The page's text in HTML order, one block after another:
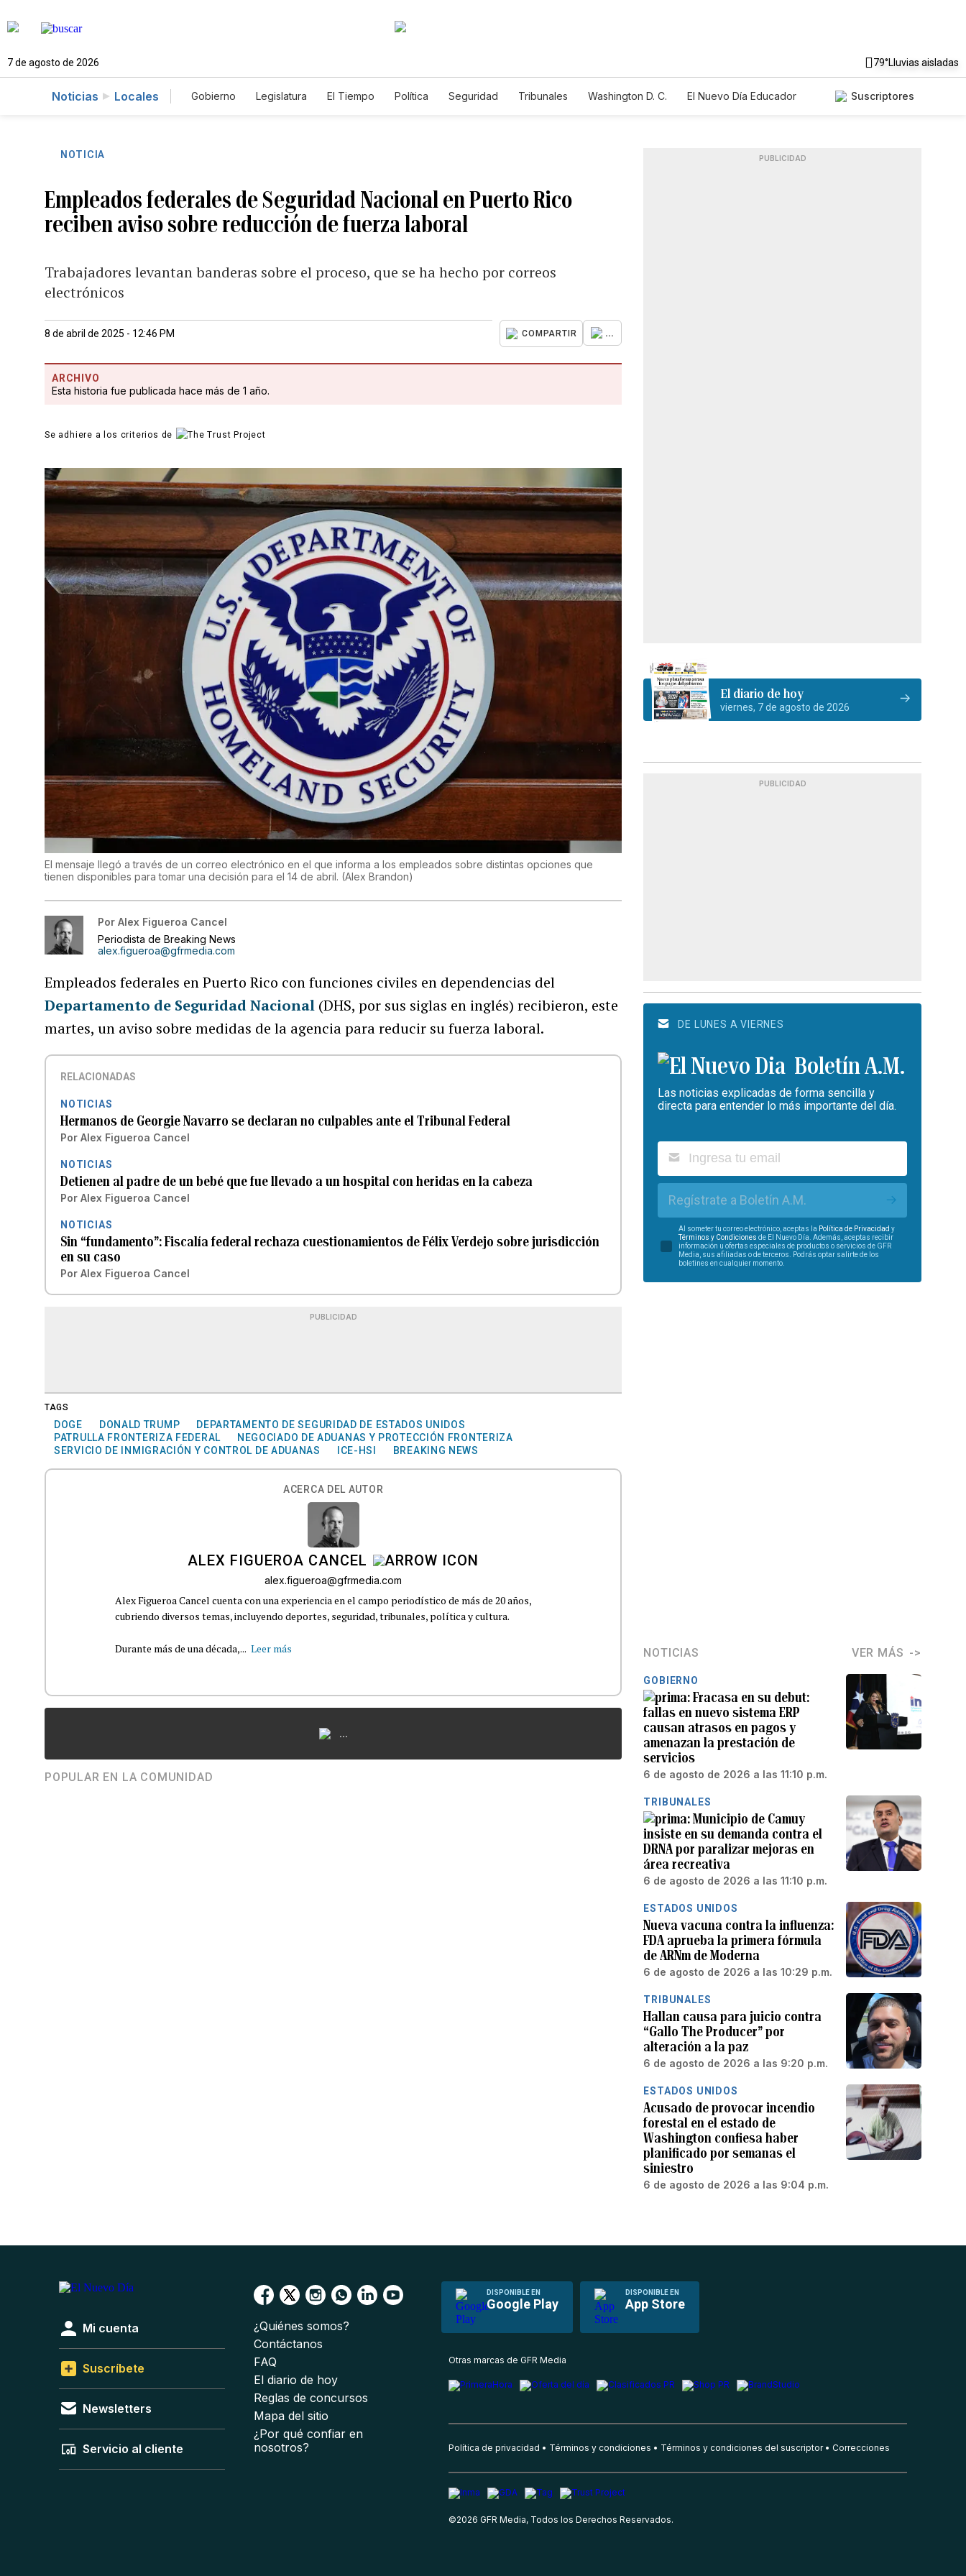
7 de agosto de 2026 79°Lluvias aisladas
Noticias Locales Gobierno Legislatura El Tiempo Política Seguridad Tribunales Washington D. C.
El Nuevo Día Educador
Suscriptores
NOTICIA
Empleados federales de Seguridad Nacional en Puerto Rico
reciben aviso sobre reducción de fuerza laboral
Trabajadores levantan banderas sobre el proceso, que se ha hecho por correos
electrónicos
8 de abril de 2025 - 12:46 PM COMPARTIR ...
ARCHIVO
Esta historia fue publicada hace más de 1 año.
Se adhiere a los criterios de
El mensaje llegó a través de un correo electrónico en el que informa a los empleados sobre distintas opciones que
tienen disponibles para tomar una decisión para el 14 de abril. (Alex Brandon)
Por Alex Figueroa Cancel
Periodista de Breaking News
alex.figueroa@gfrmedia.com
Empleados federales en Puerto Rico con funciones civiles en dependencias del
Departamento de Seguridad Nacional (DHS, por sus siglas en inglés) recibieron, este
martes, un aviso sobre medidas de la agencia para reducir su fuerza laboral.
RELACIONADAS
NOTICIAS
Hermanos de Georgie Navarro se declaran no culpables ante el Tribunal Federal
Por Alex Figueroa Cancel
NOTICIAS
Detienen al padre de un bebé que fue llevado a un hospital con heridas en la cabeza
Por Alex Figueroa Cancel
NOTICIAS
Sin “fundamento”: Fiscalía federal rechaza cuestionamientos de Félix Verdejo sobre jurisdicción
en su caso
Por Alex Figueroa Cancel
PUBLICIDAD
TAGS
DOGE DONALD TRUMP
DEPARTAMENTO DE SEGURIDAD DE ESTADOS UNIDOS
PATRULLA FRONTERIZA FEDERAL
NEGOCIADO DE ADUANAS Y PROTECCIÓN FRONTERIZA
SERVICIO DE INMIGRACIÓN Y CONTROL DE ADUANAS
ICE-HSI BREAKING NEWS
ACERCA DEL AUTOR
ALEX FIGUEROA CANCEL
alex.figueroa@gfrmedia.com
Alex Figueroa Cancel cuenta con una experiencia en el campo periodístico de más de 20 años,
cubriendo diversos temas, incluyendo deportes, seguridad, tribunales, política y cultura.
Durante más de una década,... Leer más
...
POPULAR EN LA COMUNIDAD
PUBLICIDAD
El diario de hoy
viernes, 7 de agosto de 2026
PUBLICIDAD
DE LUNES A VIERNES
Boletín A.M.
Las noticias explicadas de forma sencilla y
directa para entender lo más importante del día.
Regístrate a Boletín A.M.
Al someter tu correo electrónico, aceptas la Política de Privacidad y
Términos y Condiciones de El Nuevo Día. Además, aceptas recibir
información u ofertas especiales de productos o servicios de GFR
Media, sus afiliadas o de terceros. Podrás optar salirte de los
boletines en cualquier momento.
NOTICIAS VER MÁS
GOBIERNO
Fracasa en su debut:
fallas en nuevo sistema ERP
causan atrasos en pagos y
amenazan la prestación de
servicios
6 de agosto de 2026 a las 11:10 p.m.
TRIBUNALES
Municipio de Camuy
insiste en su demanda contra el
DRNA por paralizar mejoras en
área recreativa
6 de agosto de 2026 a las 11:10 p.m.
ESTADOS UNIDOS
Nueva vacuna contra la influenza:
FDA aprueba la primera fórmula
de ARNm de Moderna
6 de agosto de 2026 a las 10:29 p.m.
TRIBUNALES
Hallan causa para juicio contra
“Gallo The Producer” por
alteración a la paz
6 de agosto de 2026 a las 9:20 p.m.
ESTADOS UNIDOS
Acusado de provocar incendio
forestal en el estado de
Washington confiesa haber
planificado por semanas el
siniestro
6 de agosto de 2026 a las 9:04 p.m.
DISPONIBLE EN
Google Play
DISPONIBLE EN
App Store
Mi cuenta
Suscríbete
Newsletters
Servicio al cliente
¿Quiénes somos?
Contáctanos
FAQ
El diario de hoy
Reglas de concursos
Mapa del sitio
¿Por qué confiar en
nosotros?
Otras marcas de GFR Media
Política de privacidad Términos y condiciones Términos y condiciones del suscriptor Correcciones
©2026 GFR Media, Todos los Derechos Reservados.